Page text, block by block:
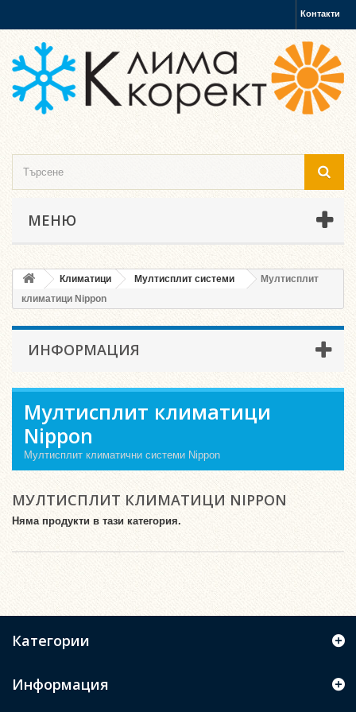
Контакти
МЕНЮ
Климатици Мултисплит системи
Мултисплит
климатици Nippon
ИНФОРМАЦИЯ
Мултисплит климатици
Nippon
Мултисплит климатични системи Nippon
МУЛТИСПЛИТ КЛИМАТИЦИ NIPPON
Няма продукти в тази категория.
Категории
Информация